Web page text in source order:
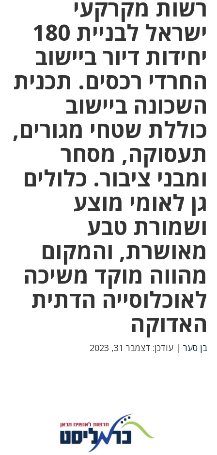
רשות מקרקעי
ישראל לבניית 180
יחידות דיור ביישוב
החרדי רכסים. תכנית
השכונה ביישוב
כוללת שטחי מגורים,
תעסוקה, מסחר
ומבני ציבור. כלולים
גן לאומי מוצע
ושמורת טבע
מאושרת, והמקום
מהווה מוקד משיכה
לאוכלוסייה הדתית
האדוקה
בן סער | עודכן: דצמבר 31, 2023